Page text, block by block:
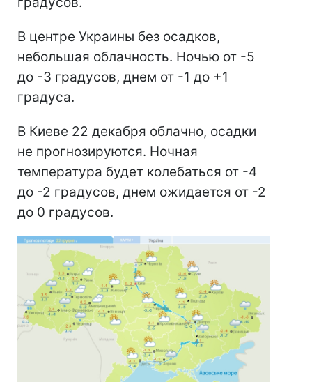
В центре Украины без осадков,
небольшая облачность. Ночью от -5
до -3 градусов, днем от -1 до +1
градуса.
В Киеве 22 декабря облачно, осадки
не прогнозируются. Ночная
температура будет колебаться от -4
до -2 градусов, днем ожидается от -2
до 0 градусов.